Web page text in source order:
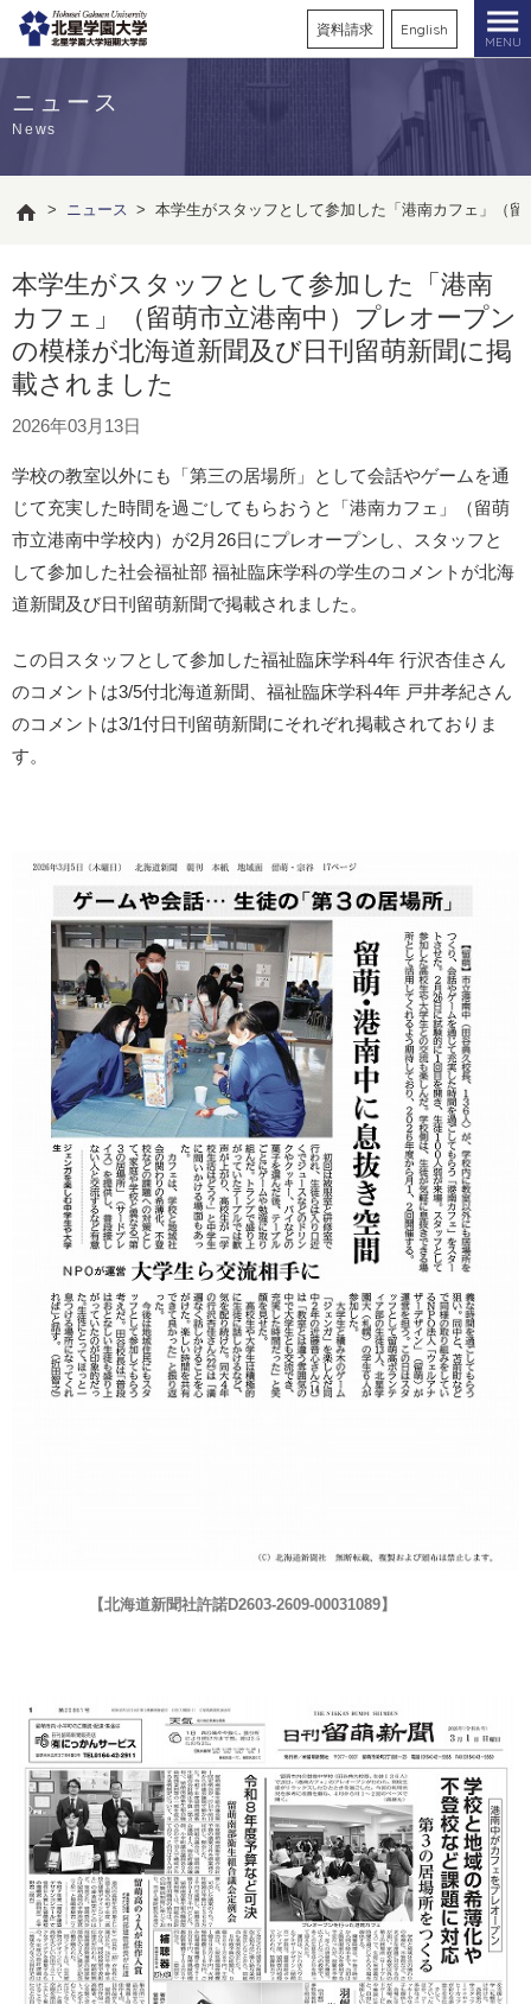
資料請求 English
MENU
ニュース
News
> ニュース > 本学生がスタッフとして参加した「港南カフェ」（
本学生がスタッフとして参加した「港南
カフェ」（留萌市立港南中）プレオープン
の模様が北海道新聞及び日刊留萌新聞に掲
載されました
2026年03月13日
学校の教室以外にも「第三の居場所」として会話やゲームを通
じて充実した時間を過ごしてもらおうと「港南カフェ」（留萌
市立港南中学校内）が2月26日にプレオープンし、スタッフと
して参加した社会福祉部 福祉臨床学科の学生のコメントが北海
道新聞及び日刊留萌新聞で掲載されました。
この日スタッフとして参加した福祉臨床学科4年 行沢杏佳さん
のコメントは3/5付北海道新聞、福祉臨床学科4年 戸井孝紀さん
のコメントは3/1付日刊留萌新聞にそれぞれ掲載されておりま
す。
【北海道新聞社許諾D2603-2609-00031089】